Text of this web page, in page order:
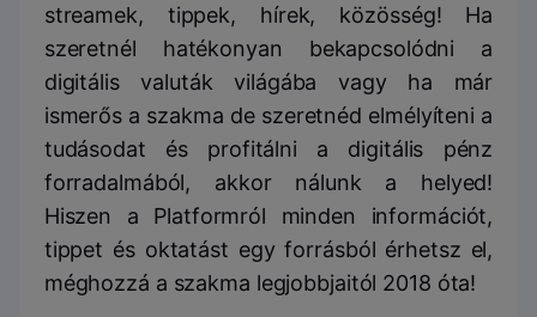
streamek, tippek, hírek, közösség! Ha
szeretnél hatékonyan bekapcsolódni a
digitális valuták világába vagy ha már
ismerős a szakma de szeretnéd elmélyíteni a
tudásodat és profitálni a digitális pénz
forradalmából, akkor nálunk a helyed!
Hiszen a Platformról minden információt,
tippet és oktatást egy forrásból érhetsz el,
méghozzá a szakma legjobbjaitól 2018 óta!